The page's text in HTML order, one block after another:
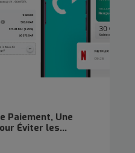
Paiement, Une
Éviter les